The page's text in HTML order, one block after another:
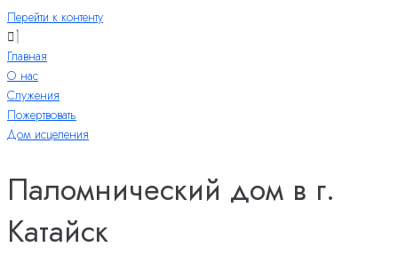
Перейти к контенту
Главная
О нас
Служения
Пожертвовать
Дом исцеления
Паломнический дом в г.
Катайск